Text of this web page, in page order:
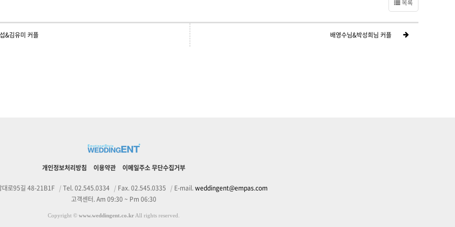
목록
&김유미 커플 배영수님&박성희님 커플
개인정보처리방침 이용약관 이메일주소 무단수집거부
대로95길 48-21B1F | Tel. 02.545.0334 | Fax. 02.545.0335 | E-mail.weddingent@empas.com
고객센터. Am 09:30 ~ Pm 06:30
Copyright © www.weddingent.co.kr All rights reserved.